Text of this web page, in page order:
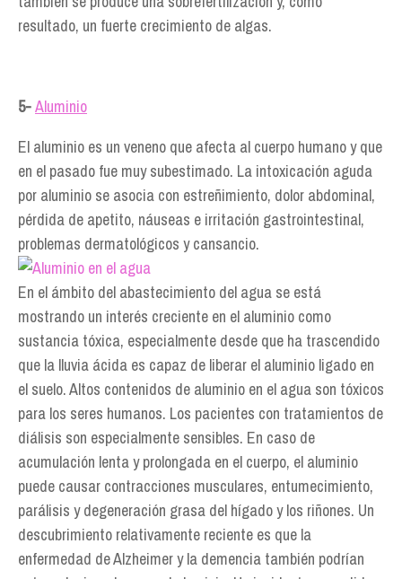
resultado, un fuerte crecimiento de algas.
5-Aluminio
El aluminio es un veneno que afecta al cuerpo humano y que
en el pasado fue muy subestimado. La intoxicación aguda
por aluminio se asocia con estreñimiento, dolor abdominal,
pérdida de apetito, náuseas e irritación gastrointestinal,
problemas dermatológicos y cansancio.
En el ámbito del abastecimiento del agua se está
mostrando un interés creciente en el aluminio como
sustancia tóxica, especialmente desde que ha trascendido
que la lluvia ácida es capaz de liberar el aluminio ligado en
el suelo. Altos contenidos de aluminio en el agua son tóxicos
para los seres humanos. Los pacientes con tratamientos de
diálisis son especialmente sensibles. En caso de
acumulación lenta y prolongada en el cuerpo, el aluminio
puede causar contracciones musculares, entumecimiento,
parálisis y degeneración grasa del hígado y los riñones. Un
descubrimiento relativamente reciente es que la
enfermedad de Alzheimer y la demencia también podrían